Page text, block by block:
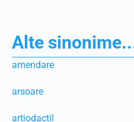
Alte
amendare
arsoare
artiodactil